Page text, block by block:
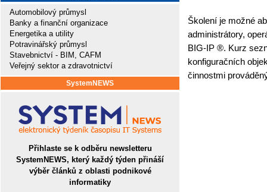
Automobilový průmysl
Banky a finanční organizace
Energetika a utility
Potravinářský průmysl
Stavebnictví - BIM, CAFM
Veřejný sektor a zdravotnictví
SystemNEWS
Přihlaste se k odběru newsletteru
SystemNEWS, který každý týden přináší
výběr článků z oblasti podnikové
informatiky
Školení je možné
administrátory,
BIG-IP ®. Kurz
konfiguračních
činnostmi